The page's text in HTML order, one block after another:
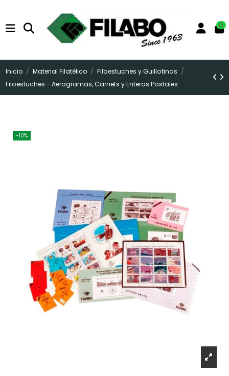
0
Inicio Material Filatélico
Filoestuches y Guillotinas
Filoestuches - Aerogramas, Carnets y Enteros Postales
-10%